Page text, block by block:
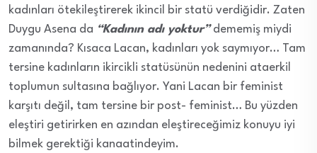
kadınları ötekileştirerek ikincil bir statü verdiğidir. Zaten
Duygu Asena da “Kadının adı yoktur”dememiş miydi
zamanında? Kısaca Lacan, kadınları yok saymıyor… Tam
tersine kadınların ikircikli statüsünün nedenini ataerkil
toplumun sultasına bağlıyor. Yani Lacan bir feminist
karşıtı değil, tam tersine bir post- feminist… Bu yüzden
eleştiri getirirken en azından eleştireceğimiz konuyu iyi
bilmek gerektiği kanaatindeyim.